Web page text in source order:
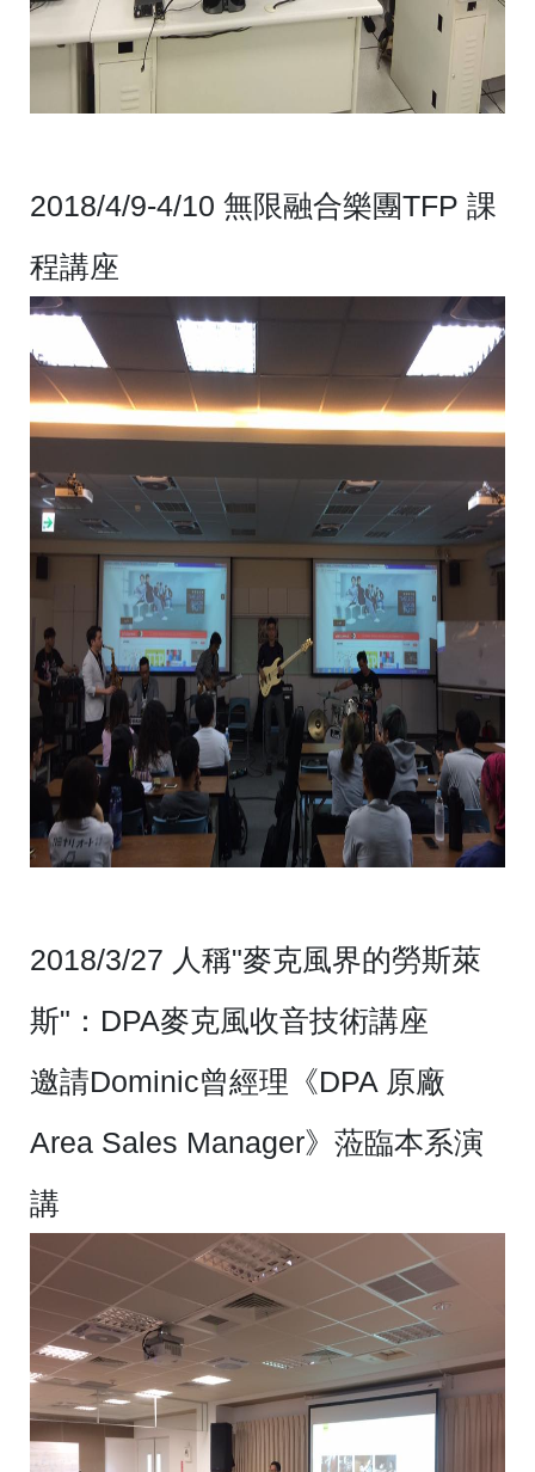
2018/4/9-4/10 無限融合樂團TFP 課
程講座
2018/3/27 人稱"麥克風界的勞斯萊
斯"：DPA麥克風收音技術講座
邀請Dominic曾經理《DPA 原廠
Area Sales Manager》蒞臨本系演
講